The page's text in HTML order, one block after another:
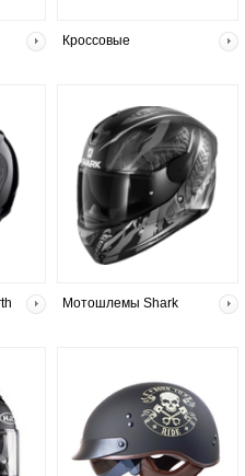
Кросcовые
Мотошлемы Shark